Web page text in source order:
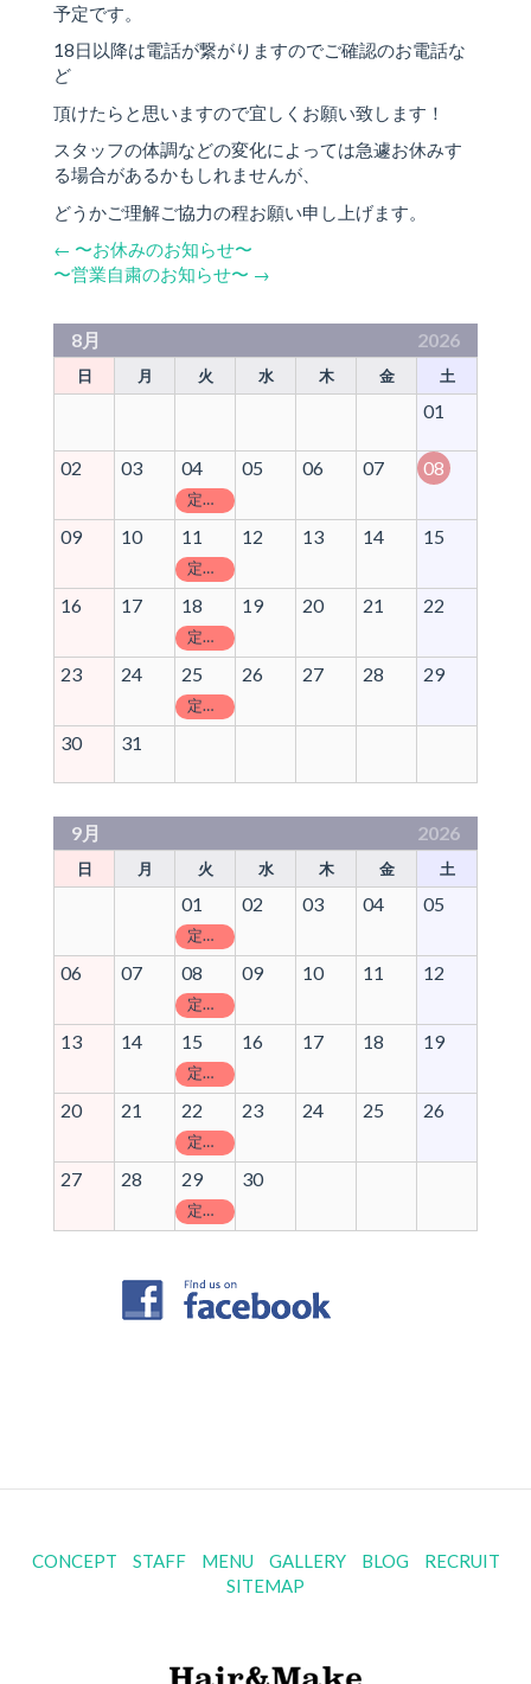
予定です。
18日以降は電話が繋がりますのでご確認のお電話な
ど
頂けたらと思いますので宜しくお願い致します！
スタッフの体調などの変化によっては急遽お休みす
る場合があるかもしれませんが、
どうかご理解ご協力の程お願い申し上げます。
← 〜お休みのお知らせ〜
〜営業自粛のお知らせ〜 →
8月 2026
日 月 火 水 木 金 土
01
02 03 04
定休日
05 06 07 08
09 10 11
定休日
12 13 14 15
16 17 18
定休日
19 20 21 22
23 24 25
定休日
26 27 28 29
30 31
9月 2026
日 月 火 水 木 金 土
01
定休日
02 03 04 05
06 07 08
定休日
09 10 11 12
13 14 15
定休日
16 17 18 19
20 21 22
定休日
23 24 25 26
27 28 29
定休日
30
CONCEPT STAFF MENU GALLERY BLOG
RECRUIT
SITEMAP